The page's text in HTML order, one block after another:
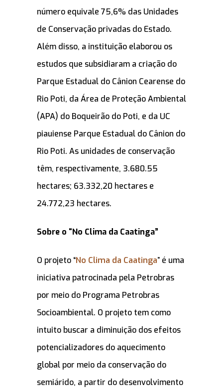
número equivale 75,6% das Unidades
de Conservação privadas do Estado.
Além disso, a instituição elaborou os
estudos que subsidiaram a criação do
Parque Estadual do Cânion Cearense do
Rio Poti, da Área de Proteção Ambiental
(APA) do Boqueirão do Poti, e da UC
piauiense Parque Estadual do Cânion do
Rio Poti. As unidades de conservação
têm, respectivamente, 3.680.55
hectares; 63.332,20 hectares e
24.772,23 hectares.
Sobre o “No Clima da Caatinga”
O projeto “No Clima da Caatinga” é uma
iniciativa patrocinada pela Petrobras
por meio do Programa Petrobras
Socioambiental. O projeto tem como
intuito buscar a diminuição dos efeitos
potencializadores do aquecimento
global por meio da conservação do
semiárido, a partir do desenvolvimento